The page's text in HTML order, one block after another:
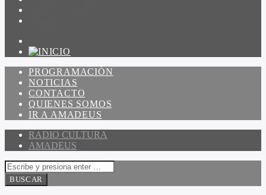
PROGRAMACIÓN
NOTICIAS
CONTACTO
QUIENES SOMOS
IR A AMADEUS
RADIO CULTURA
AMADEUS